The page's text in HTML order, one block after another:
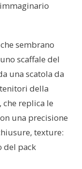
sembrano
scaffale del
una scatola da
della
che replica le
una precisione
texture:
del pack